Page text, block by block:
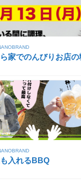
家でのんびりお店の
入れるBBQ